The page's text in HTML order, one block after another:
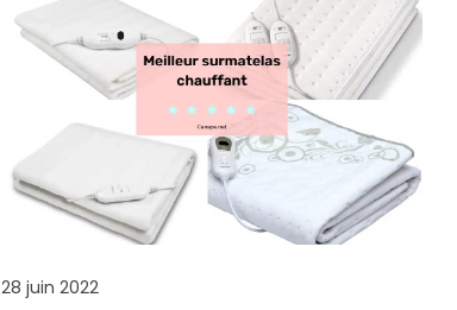
28 juin 2022